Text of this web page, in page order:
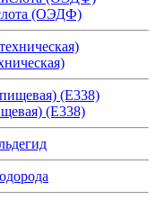
(ОЭДФ)
(Е338)